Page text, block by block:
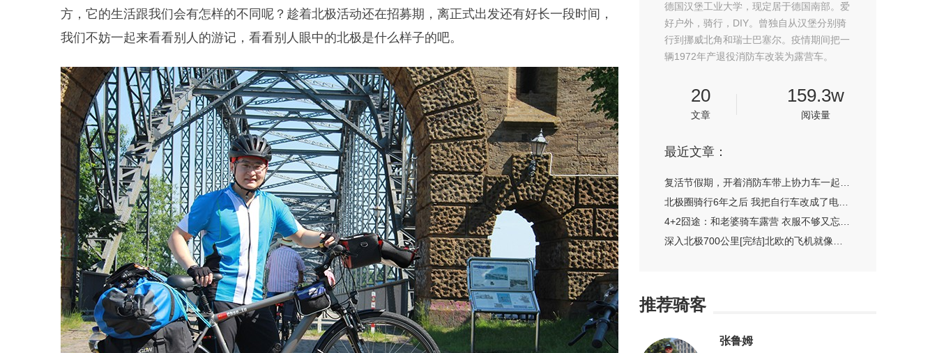
方，它的生活跟我们会有怎样的不同呢？趁着北极活动还在招募期，离正式出发还有好长一段时间，
我们不妨一起来看看别人的游记，看看别人眼中的北极是什么样子的吧。
德国汉堡工业大学，现定居于德国南部。爱
好户外，骑行，DIY。曾独自从汉堡分别骑
行到挪威北角和瑞士巴塞尔。疫情期间把一
辆1972年产退役消防车改装为露营车。
20
文章
159.3w
阅读量
最近文章：
推荐骑客
张鲁姆